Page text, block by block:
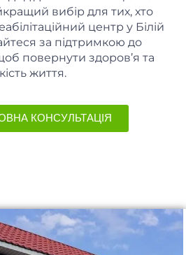
вибір для тих, хто
центр у Білій
за підтримкою до
повернути здоров’я та
життя.
КОНСУЛЬТАЦІЯ